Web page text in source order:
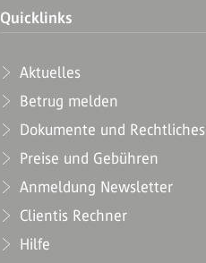
Quicklinks
Aktuelles
Betrug melden
Dokumente und Rechtliches
Preise und Gebühren
Anmeldung Newsletter
Clientis Rechner
Hilfe